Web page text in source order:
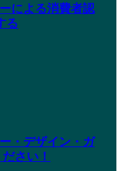
による消費者認
る
・デザイン・ガ
さい！